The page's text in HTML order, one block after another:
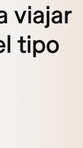
viajar
tipo